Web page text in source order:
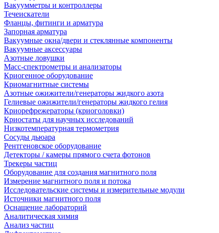
Вакуумметры и контроллеры
Течеискатели
Фланцы, фитинги и арматура
Запорная арматура
Вакуумные окна/двери и стеклянные компоненты
Вакуумные аксессуары
Азотные ловушки
Масс-спектрометры и анализаторы
Криогенное оборудование
Криомагнитные системы
Азотные ожижители/генераторы жидкого азота
Гелиевые ожижители/генераторы жидкого гелия
Криорефрежераторы (криоголовки)
Криостаты для научных исследований
Низкотемпературная термометрия
Сосуды дьюара
Рентгеновское оборудование
Детекторы / камеры прямого счета фотонов
Трекеры частиц
Оборудование для создания магнитного поля
Измерение магнитного поля и потока
Исследовательские системы и измерительные модули
Источники магнитного поля
Оснащение лабораторий
Аналитическая химия
Анализ частиц